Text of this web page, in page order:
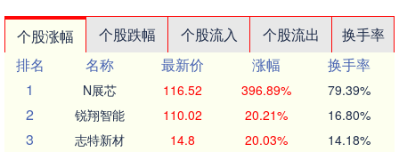
个股涨幅 个股跌幅 个股流入 个股流出
换手率
排名
名称 最新价 涨幅
换手率
1
N展芯 116.52 396.89% 79.39%
2 锐翔智能 110.02 20.21% 16.80%
3 志特新材 14.8 20.03% 14.18%